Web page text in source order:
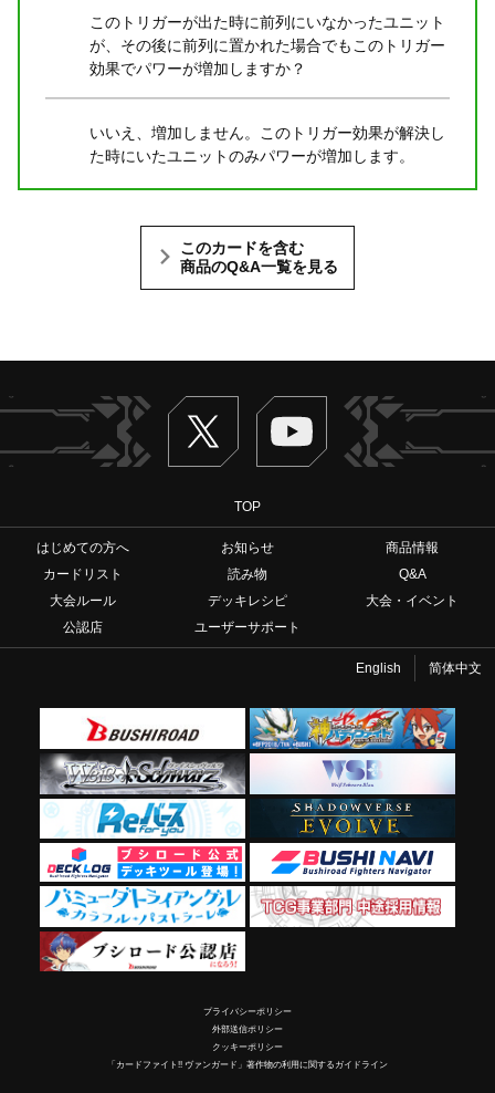
このトリガーが出た時に前列にいなかったユニット
が、その後に前列に置かれた場合でもこのトリガー
効果でパワーが増加しますか？
いいえ、増加しません。このトリガー効果が解決し
た時にいたユニットのみパワーが増加します。
このカードを含む
商品のQ&A一覧を見る
Twitter ヴァンガードch
TOP
はじめての方へ お知らせ
商品情報
カードリスト
読み物
Q&A
大会ルール
デッキレシピ
大会・イベント
公認店
ユーザーサポート
English 简体中文
プライバシーポリシー
外部送信ポリシー
クッキーポリシー
「カードファイト!! ヴァンガード」著作物の利用に関するガイドライン